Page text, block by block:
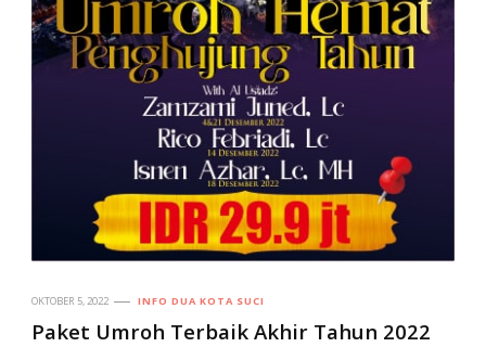
OKTOBER 5, 2022 INFO DUA KOTA SUCI
Paket Umroh Terbaik Akhir Tahun 2022